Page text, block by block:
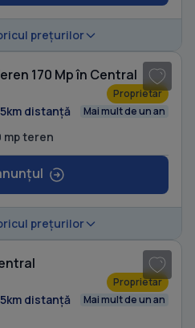
prețurilor
170 Mp în Central
Proprietar
distanță Mai mult de un an
mp teren
prețurilor
Proprietar
distanță Mai mult de un an